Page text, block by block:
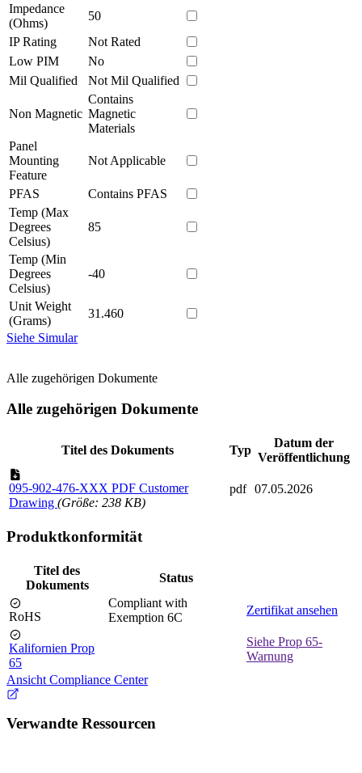
Impedance
(Ohms)
50
IP Rating
Not Rated
Low PIM
No
Mil Qualified
Not Mil Qualified
Non Magnetic
Contains
Magnetic
Materials
Panel
Mounting
Feature
Not Applicable
PFAS
Contains PFAS
Temp (Max
Degrees
Celsius)
85
Temp (Min
Degrees
Celsius)
-40
Unit Weight
(Grams)
31.460
Siehe Simular
Alle zugehörigen Dokumente
Alle zugehörigen Dokumente
Titel des Dokuments Typ
Datum der
Veröffentlichung
095-902-476-XXX PDF Customer
Drawing (Größe: 238 KB)
pdf 07.05.2026
Produktkonformität
Titel des
Dokuments
Status
RoHS
Compliant with
Exemption 6C
Zertifikat ansehen
Kalifornien Prop
65
Siehe Prop 65-
Warnung
Ansicht Compliance Center
Verwandte Ressourcen